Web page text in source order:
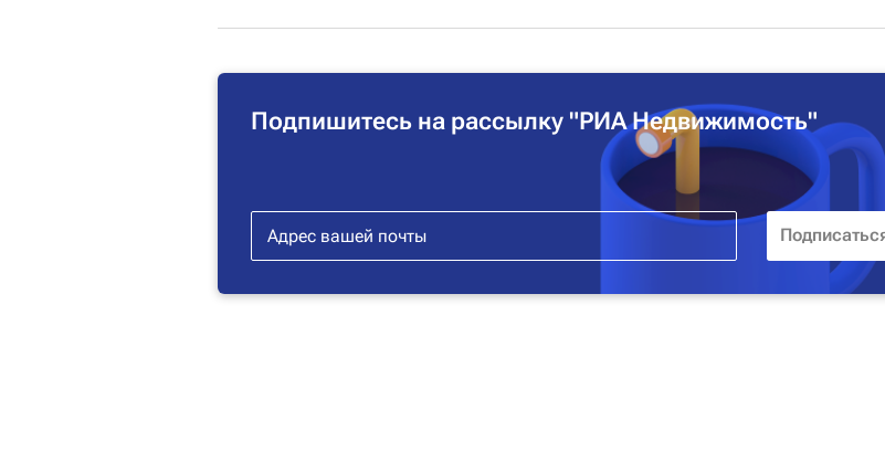
Подпишитесь на рассылку "РИА Недвижимость"